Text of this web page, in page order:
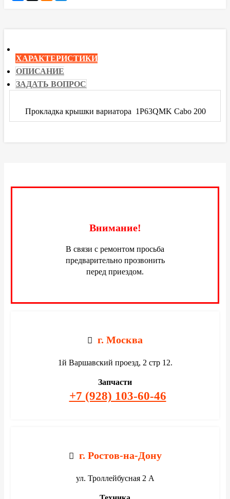
ХАРАКТЕРИСТИКИ
ОПИСАНИЕ
ЗАДАТЬ ВОПРОС
Прокладка крышки вариатора 1P63QMK Cabo 200
Ваш телефон
Ваш вопрос(*)
Внимание!
В связи с ремонтом просьба
предварительно прозвонить
перед приездом.
г. Москва
1й Варшавский проезд, 2 стр 12.
Запчасти
+7 (928) 103-60-46
г. Ростов-на-Дону
ул. Троллейбусная 2 А